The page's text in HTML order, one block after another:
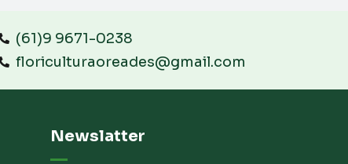
(61)9 9671-0238
floriculturaoreades@gmail.com
Newslatter